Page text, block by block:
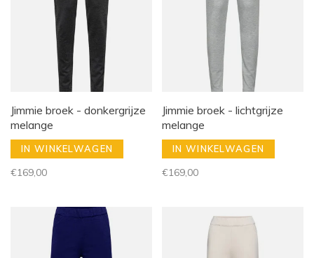
Jimmie broek - donkergrijze
melange
IN WINKELWAGEN
€169,00
Jimmie broek - lichtgrijze
melange
IN WINKELWAGEN
€169,00